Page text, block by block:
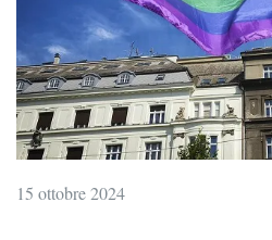
15 ottobre 2024